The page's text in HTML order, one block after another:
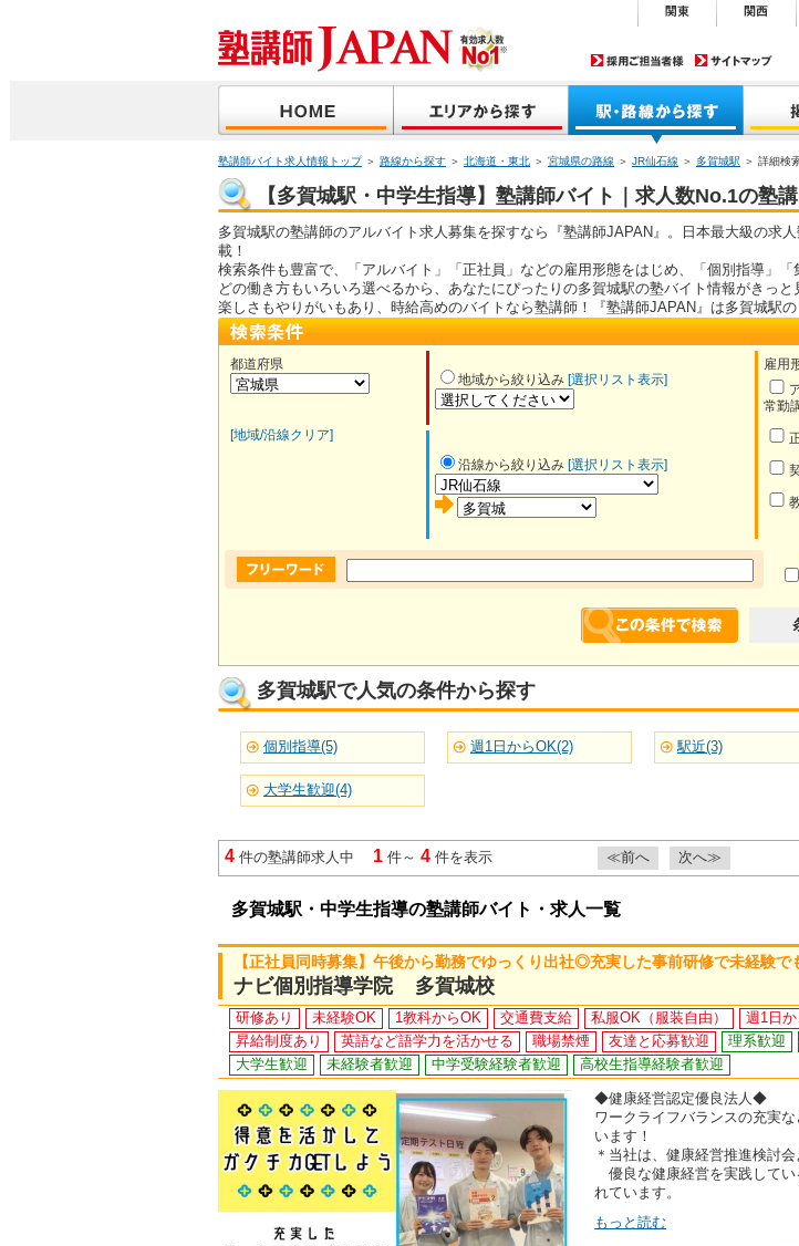
塾講師バイト求人情報トップ＞ 路線から探す ＞ 北海道・東北 ＞ 宮城県の路線 ＞ JR仙石線 ＞ 多賀城駅 ＞ 詳細検
【多賀城駅・中学生指導】塾講師バイト｜求人数No.1の塾
多賀城駅の塾講師のアルバイト求人募集を探すなら『塾講師JAPAN』。日本最大級の求
載！
検索条件も豊富で、「アルバイト」「正社員」などの雇用形態をはじめ、「個別指導」
どの働き方もいろいろ選べるから、あなたにぴったりの多賀城駅の塾バイト情報がきっと
楽しさもやりがいもあり、時給高めのバイトなら塾講師！『塾講師JAPAN』は多賀城駅
都道府県
[地域/沿線クリア]
地域から絞り込み [選択リスト表示]
雇用
常勤
沿線から絞り込み [選択リスト表示]
多賀城駅で人気の条件から探す
個別指導(5) 週1日からOK(2) 駅近(3)
大学生歓迎(4)
4 件の塾講師求人中 1 件～ 4 件を表示 ≪前へ 次へ≫
多賀城駅・中学生指導の塾講師バイト・求人一覧
【正社員同時募集】午後から勤務でゆっくり出社◎充実した事前研修で未経験
ナビ個別指導学院 多賀城校
研修あり 未経験OK 1教科からOK 交通費支給 私服OK（服装自由） 週1日
昇給制度あり
英語など語学力を活かせる 職場禁煙 友達と応募歓迎 理系歓迎
大学生歓迎
未経験者歓迎 中学受験経験者歓迎 高校生指導経験者歓迎
◆健康経営認定優良法人◆
ワークライフバランスの充実
います！
＊当社は、健康経営推進検討会
優良な健康経営を実践してい
れています。
もっと読む